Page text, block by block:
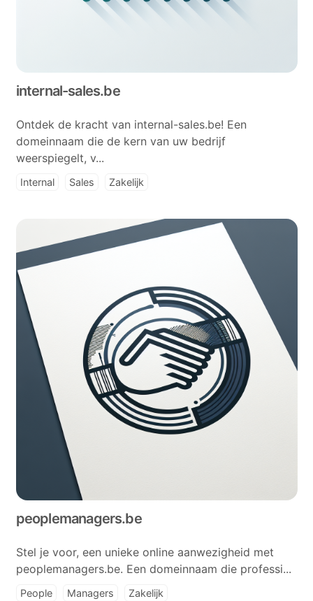
internal-sales.be
Ontdek de kracht van internal-sales.be! Een
domeinnaam die de kern van uw bedrijf
weerspiegelt, v...
Internal Sales Zakelijk
peoplemanagers.be
Stel je voor, een unieke online aanwezigheid met
peoplemanagers.be. Een domeinnaam die professi...
People Managers Zakelijk